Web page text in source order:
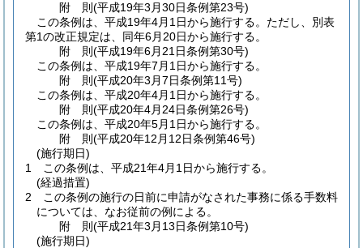
附 則(平成19年3月30日条例第23号)
この条例は、平成19年4月1日から施行する。 ただし、別表
第1の改正規定は、同年6月20日から施行する。
附 則(平成19年6月21日条例第30号)
この条例は、平成19年7月1日から施行する。
附 則(平成20年3月7日条例第11号)
この条例は、平成20年4月1日から施行する。
附 則(平成20年4月24日条例第26号)
この条例は、平成20年5月1日から施行する。
附 則(平成20年12月12日条例第46号)
(施行期日)
1
この条例は、平成21年4月1日から施行する。
(経過措置)
2
この条例の施行の日前に申請がなされた事務に係る手数料
については、なお従前の例による。
附 則(平成21年3月13日条例第10号)
(施行期日)